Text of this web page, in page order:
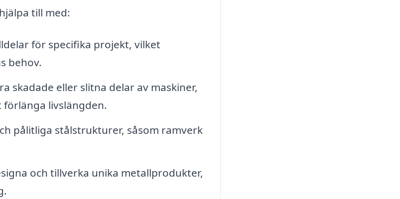
till med:
för specifika projekt, vilket
behov.
skadade eller slitna delar av maskiner,
livslängden.
pålitliga stålstrukturer, såsom ramverk
och tillverka unika metallprodukter,